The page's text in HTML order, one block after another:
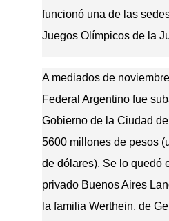
funcionó una de las
Juegos Olímpicos de la
A mediados de
Federal Argentino fue
Gobierno de la Ciudad
5600 millones de pesos
de dólares). Se lo quedó
privado Buenos Aires
la familia Werthein, de